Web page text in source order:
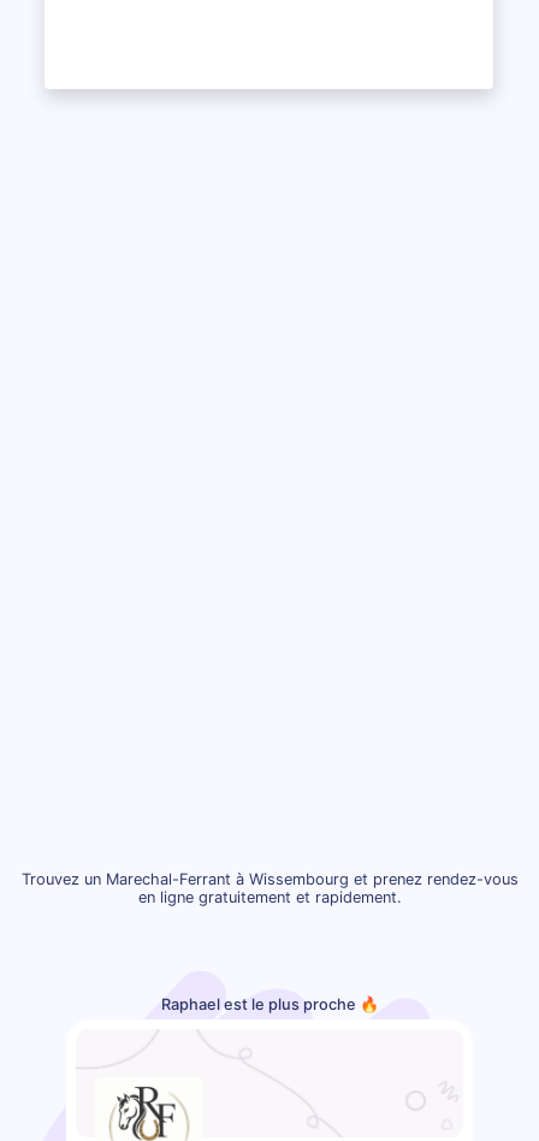
Trouvez un Marechal-Ferrant à Wissembourg et prenez rendez-vous
en ligne gratuitement et rapidement.
Raphael est le plus proche 🔥